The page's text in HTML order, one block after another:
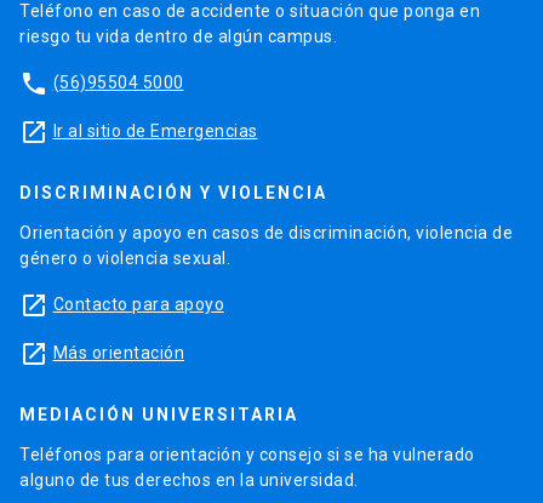
Teléfono en caso de accidente o situación que ponga en
riesgo tu vida dentro de algún campus.
phone (56)95504 5000
launch Ir al sitio de Emergencias
DISCRIMINACIÓN Y VIOLENCIA
Orientación y apoyo en casos de discriminación, violencia de
género o violencia sexual.
launch Contacto para apoyo
launch Más orientación
MEDIACIÓN UNIVERSITARIA
Teléfonos para orientación y consejo si se ha vulnerado
alguno de tus derechos en la universidad.